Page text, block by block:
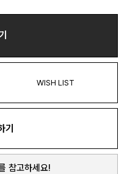
WISH LIST
기
참고하세요!